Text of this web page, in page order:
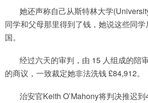
她还声称自己从斯特林大学
同学和父母那里得到了钱，她说这些同
国。
经过六天的审判，由 15 人组成的陪
的商议，一致裁定她非法洗钱 £84,912。
治安官Keith O’Mahony将判决推迟